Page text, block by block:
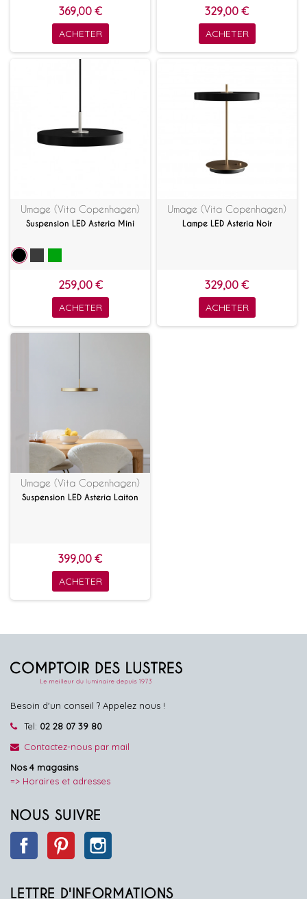
369,00 €
ACHETER
329,00 €
ACHETER
Umage (Vita Copenhagen)
Suspension LED Asteria Mini
259,00 €
ACHETER
Umage (Vita Copenhagen)
Lampe LED Asteria Noir
329,00 €
ACHETER
Umage (Vita Copenhagen)
Suspension LED Asteria Laiton
399,00 €
ACHETER
Besoin d'un conseil ? Appelez nous !
Tel: 02 28 07 39 80
Contactez-nous par mail
Nos 4 magasins
=> Horaires et adresses
NOUS SUIVRE
Facebook Pinterest
LETTRE D'INFORMATIONS